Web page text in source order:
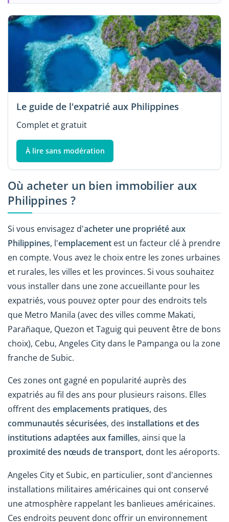
Le guide de l'expatrié aux Philippines
Complet et gratuit
À lire sans modération
Où acheter un bien immobilier aux
Philippines ?
Si vous envisagez d'acheter une propriété aux
Philippines, l'emplacement est un facteur clé à prendre
en compte. Vous avez le choix entre les zones urbaines
et rurales, les villes et les provinces. Si vous souhaitez
vous installer dans une zone accueillante pour les
expatriés, vous pouvez opter pour des endroits tels
que Metro Manila (avec des villes comme Makati,
Parañaque, Quezon et Taguig qui peuvent être de bons
choix), Cebu, Angeles City dans le Pampanga ou la zone
franche de Subic.
Ces zones ont gagné en popularité auprès des
expatriés au fil des ans pour plusieurs raisons. Elles
offrent des emplacements pratiques, des
communautés sécurisées, des installations et des
institutions adaptées aux familles, ainsi que la
proximité des nœuds de transport, dont les aéroports.
Angeles City et Subic, en particulier, sont d'anciennes
installations militaires américaines qui ont conservé
une atmosphère rappelant les banlieues américaines.
Ces endroits peuvent donc offrir un environnement